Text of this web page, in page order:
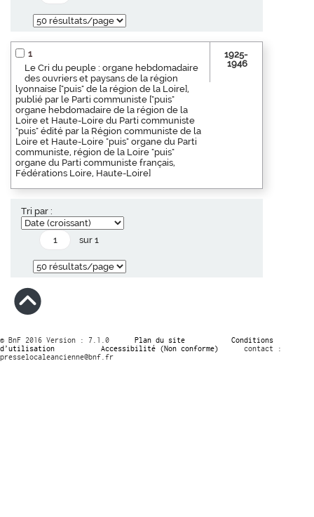
1
Le Cri du peuple : organe hebdomadaire
des ouvriers et paysans de la région
lyonnaise ["puis" de la région de la Loire],
publié par le Parti communiste ["puis"
organe hebdomadaire de la région de la
Loire et Haute-Loire du Parti communiste
"puis" édité par la Région communiste de la
Loire et Haute-Loire "puis" organe du Parti
communiste, région de la Loire "puis"
organe du Parti communiste français,
Fédérations Loire, Haute-Loire]
1925-
1946
Tri par :
sur 1
© BnF 2016 Version : 7.1.0 Plan du site
Conditions
d’utilisation
Accessibilité (Non conforme)
contact :
presselocaleancienne@bnf.fr